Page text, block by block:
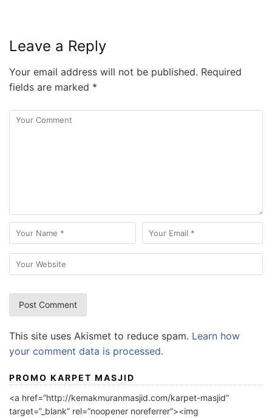
Leave a Reply
Your email address will not be published. Required
fields are marked *
This site uses Akismet to reduce spam. Learn how
your comment data is processed.
PROMO KARPET MASJID
<a href=”http://kemakmuranmasjid.com/karpet-masjid”
target=”_blank” rel=”noopener noreferrer”><img